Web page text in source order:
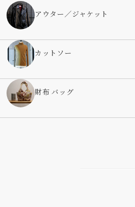
アウター／ジャケット
カットソー
財布 バッグ